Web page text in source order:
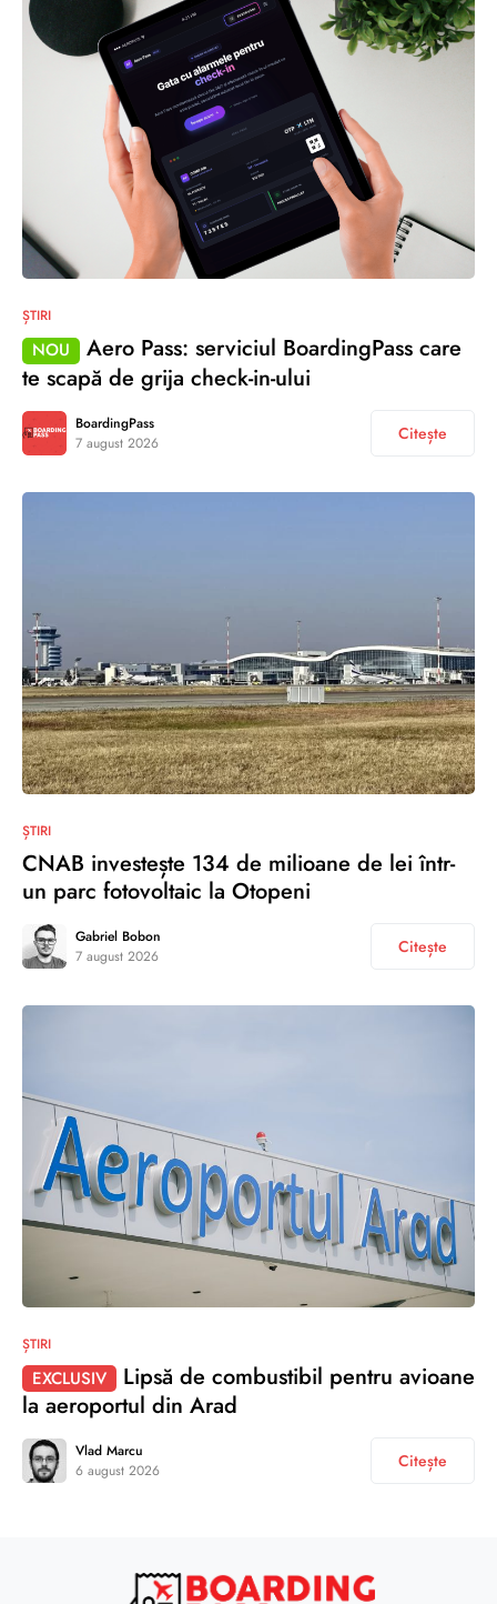
ȘTIRI
NOU
Aero Pass: serviciul BoardingPass care
te scapă de grija check-in-ului
BoardingPass
7 august 2026
Citește
ȘTIRI
CNAB investește 134 de milioane de lei într-
un parc fotovoltaic la Otopeni
Gabriel Bobon
7 august 2026
Citește
ȘTIRI
EXCLUSIV
Lipsă de combustibil pentru avioane
la aeroportul din Arad
Vlad Marcu
6 august 2026
Citește